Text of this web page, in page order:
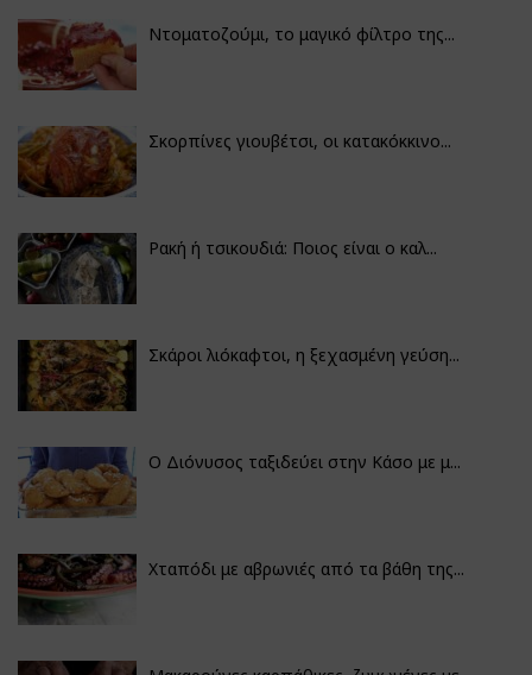
Ντοματοζούμι, το μαγικό φίλτρο της...
Σκορπίνες γιουβέτσι, οι κατακόκκινο...
Ρακή ή τσικουδιά: Ποιος είναι ο καλ...
Σκάροι λιόκαφτοι, η ξεχασμένη γεύση...
Ο Διόνυσος ταξιδεύει στην Κάσο με μ...
Χταπόδι με αβρωνιές από τα βάθη της...